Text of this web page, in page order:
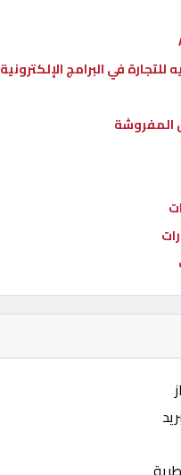
في البرامج الإلكترونية